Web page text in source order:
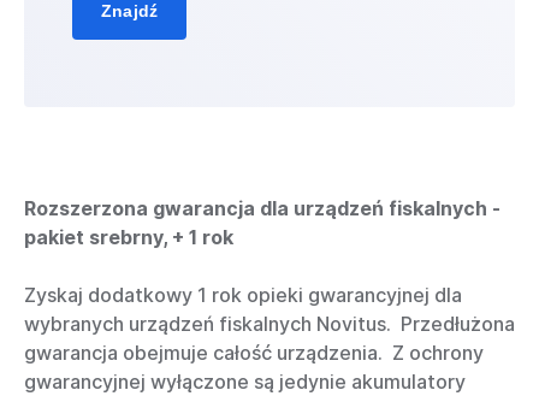
Znajdź
Rozszerzona gwarancja dla urządzeń fiskalnych -
pakiet srebrny, + 1 rok
Zyskaj dodatkowy 1 rok opieki gwarancyjnej dla
wybranych urządzeń fiskalnych Novitus. Przedłużona
gwarancja obejmuje całość urządzenia. Z ochrony
gwarancyjnej wyłączone są jedynie akumulatory